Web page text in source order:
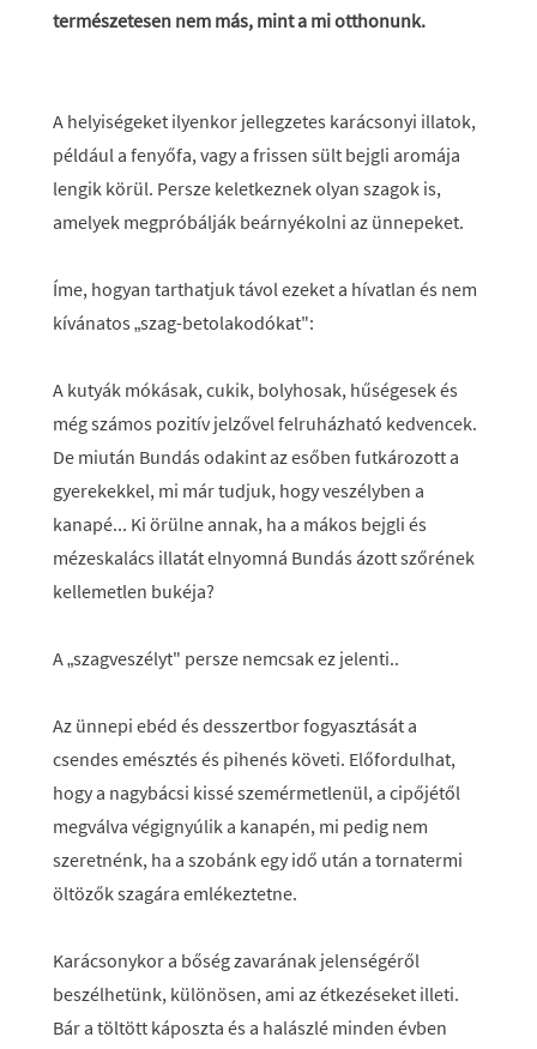
természetesen nem más, mint a mi otthonunk.
A helyiségeket ilyenkor jellegzetes karácsonyi illatok,
például a fenyőfa, vagy a frissen sült bejgli aromája
lengik körül. Persze keletkeznek olyan szagok is,
amelyek megpróbálják beárnyékolni az ünnepeket.
Íme, hogyan tarthatjuk távol ezeket a hívatlan és nem
kívánatos „szag-betolakodókat":
A kutyák mókásak, cukik, bolyhosak, hűségesek és
még számos pozitív jelzővel felruházható kedvencek.
De miután Bundás odakint az esőben futkározott a
gyerekekkel, mi már tudjuk, hogy veszélyben a
kanapé... Ki örülne annak, ha a mákos bejgli és
mézeskalács illatát elnyomná Bundás ázott szőrének
kellemetlen bukéja?
A „szagveszélyt" persze nemcsak ez jelenti..
Az ünnepi ebéd és desszertbor fogyasztását a
csendes emésztés és pihenés követi. Előfordulhat,
hogy a nagybácsi kissé szemérmetlenül, a cipőjétől
megválva végignyúlik a kanapén, mi pedig nem
szeretnénk, ha a szobánk egy idő után a tornatermi
öltözők szagára emlékeztetne.
Karácsonykor a bőség zavarának jelenségéről
beszélhetünk, különösen, ami az étkezéseket illeti.
Bár a töltött káposzta és a halászlé minden évben